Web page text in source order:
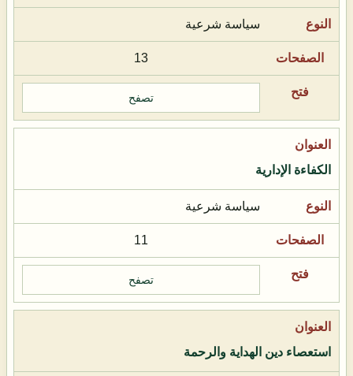
سياسة شرعية
13
تصفح
الكفاءة الإدارية
سياسة شرعية
11
تصفح
استعصاء دين الهداية والرحمة